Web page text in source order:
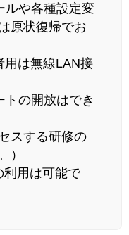
ルや各種設定変
原状復帰でお
用は無線LAN接
の開放はでき
スする研修の
）
利用は可能で